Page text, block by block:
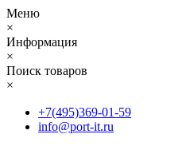
Меню
×
Информация
×
Поиск товаров
×
+7(495)369-01-59
info@port-it.ru